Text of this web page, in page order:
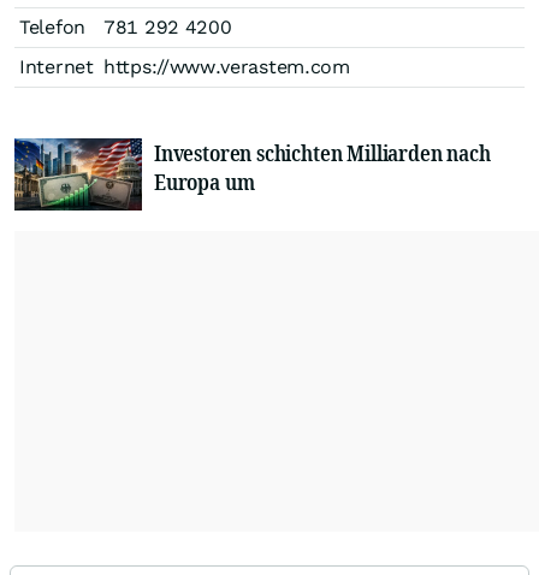
Telefon
781 292 4200
Internet https://www.verastem.com
Investoren schichten Milliarden nach
Europa um